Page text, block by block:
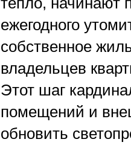
ежегодного
собственное
владельцев
Этот шаг
помещений и
обновить